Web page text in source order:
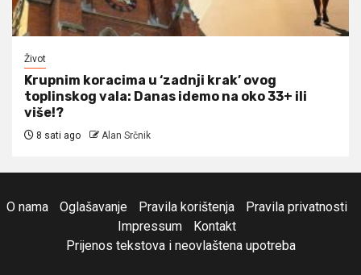
Život
Krupnim koracima u ‘zadnji krak’ ovog
toplinskog vala: Danas idemo na oko 33+ ili
više!?
8 sati ago Alan Srčnik
O nama Oglašavanje Pravila korištenja
Pravila privatnosti
Impressum
Kontakt
Prijenos tekstova i neovlaštena upotreba